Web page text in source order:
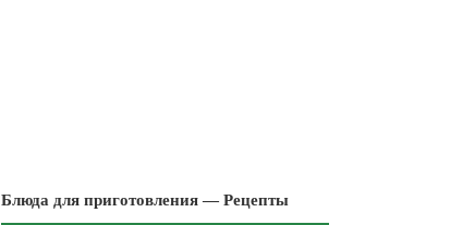
Блюда для приготовления — Рецепты